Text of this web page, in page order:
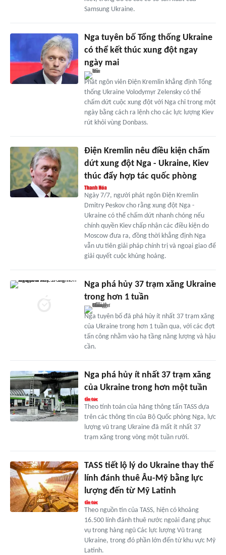
Samsung Ukraine.
Nga tuyên bố Tổng thống Ukraine
có thể kết thúc xung đột ngay
ngày mai
Phát ngôn viên Điện Kremlin khẳng định Tổng
thống Ukraine Volodymyr Zelensky có thể
chấm dứt cuộc xung đột với Nga chỉ trong một
ngày bằng cách ra lệnh cho các lực lượng Kiev
rút khỏi vùng Donbass.
Điện Kremlin nêu điều kiện chấm
dứt xung đột Nga - Ukraine, Kiev
thúc đẩy hợp tác quốc phòng
Ngày 7/7, người phát ngôn Điện Kremlin
Dmitry Peskov cho rằng xung đột Nga -
Ukraine có thể chấm dứt nhanh chóng nếu
chính quyền Kiev chấp nhận các điều kiện do
Moscow đưa ra, đồng thời khẳng định Nga
vẫn ưu tiên giải pháp chính trị và ngoại giao để
giải quyết cuộc khủng hoảng.
Nga phá hủy 37 trạm xăng Ukraine
trong hơn 1 tuần
Nga tuyên bố đã phá hủy ít nhất 37 trạm xăng
của Ukraine trong hơn 1 tuần qua, với các đợt
tấn công nhằm vào hạ tầng năng lượng và hậu
cần.
Nga phá hủy ít nhất 37 trạm xăng
của Ukraine trong hơn một tuần
Theo tính toán của hãng thông tấn TASS dựa
trên các thông tin của Bộ Quốc phòng Nga, lực
lượng vũ trang Ukraine đã mất ít nhất 37
trạm xăng trong vòng một tuần rưỡi.
TASS tiết lộ lý do Ukraine thay thế
lính đánh thuê Âu-Mỹ bằng lực
lượng đến từ Mỹ Latinh
Theo nguồn tin của TASS, hiện có khoảng
16.500 lính đánh thuê nước ngoài đang phục
vụ trong hàng ngũ Các lực lượng Vũ trang
Ukraine, trong đó phần lớn đến từ khu vực Mỹ
Latinh.